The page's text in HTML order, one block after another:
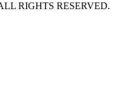
RIGHTS RESERVED.